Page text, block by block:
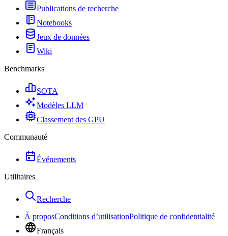
Publications de recherche
Notebooks
Jeux de données
Wiki
Benchmarks
SOTA
Modèles LLM
Classement des GPU
Communauté
Événements
Utilitaires
Recherche
À proposConditions d’utilisationPolitique de confidentialité
Français